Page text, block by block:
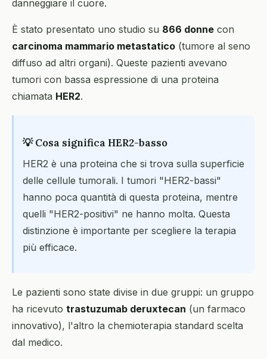
danneggiare il cuore.
È stato presentato uno studio su 866 donne con
carcinoma mammario metastatico (tumore al seno
diffuso ad altri organi). Queste pazienti avevano
tumori con bassa espressione di una proteina
chiamata HER2.
💡 Cosa significa HER2-basso
HER2 è una proteina che si trova sulla superficie
delle cellule tumorali. I tumori "HER2-bassi"
hanno poca quantità di questa proteina, mentre
quelli "HER2-positivi" ne hanno molta. Questa
distinzione è importante per scegliere la terapia
più efficace.
Le pazienti sono state divise in due gruppi: un gruppo
ha ricevuto trastuzumab deruxtecan (un farmaco
innovativo), l'altro la chemioterapia standard scelta
dal medico.